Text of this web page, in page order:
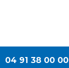
04 91 38 00 00